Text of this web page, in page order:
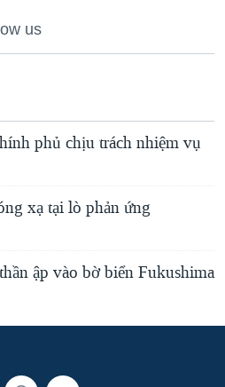
us
phủ chịu trách nhiệm vụ
xạ tại lò phản ứng
ập vào bờ biển Fukushima